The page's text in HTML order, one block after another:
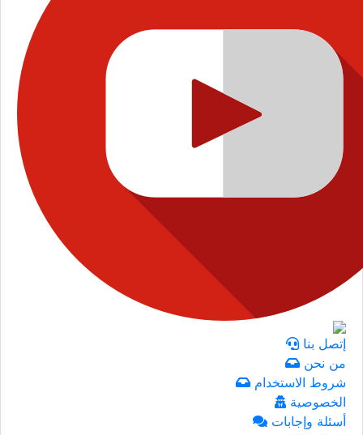
إتصل بنا
من نحن
شروط الاستخدام
الخصوصية
أسئلة وإجابات